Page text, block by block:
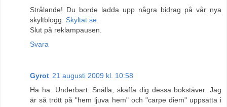
Strålande! Du borde ladda upp några bidrag på vår nya
skyltblogg: Skyltat.se
Slut på reklampausen.
Svara
Gyrot 21 augusti 2009 kl. 10:58
Ha ha. Underbart. Snälla, skaffa dig dessa bokstäver. Jag
är så trött på "hem ljuva hem" och "carpe diem" uppsatta i